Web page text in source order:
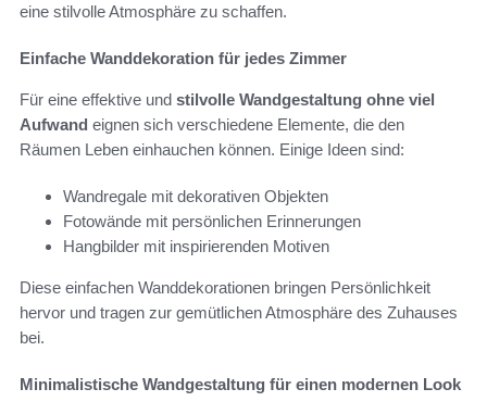
eine stilvolle Atmosphäre zu schaffen.
Einfache Wanddekoration für jedes Zimmer
Für eine effektive und stilvolle Wandgestaltung ohne viel
Aufwand eignen sich verschiedene Elemente, die den
Räumen Leben einhauchen können. Einige Ideen sind:
Wandregale mit dekorativen Objekten
Fotowände mit persönlichen Erinnerungen
Hangbilder mit inspirierenden Motiven
Diese einfachen Wanddekorationen bringen Persönlichkeit
hervor und tragen zur gemütlichen Atmosphäre des Zuhauses
bei.
Minimalistische Wandgestaltung für einen modernen Look